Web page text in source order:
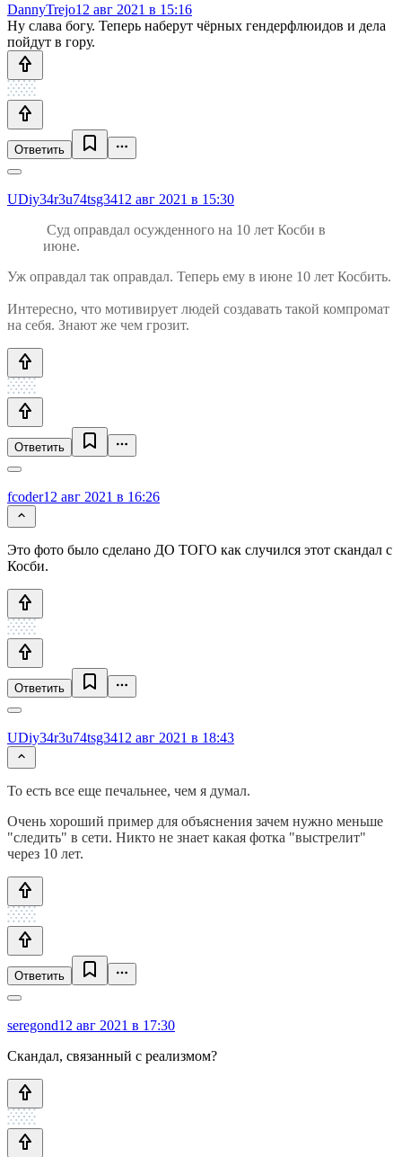
DannyTrejo12 авг 2021 в 15:16
Ну слава богу. Теперь наберут чёрных гендерфлюидов и дела
пойдут в гору.
Ответить
UDiy34r3u74tsg3412 авг 2021 в 15:30
Суд оправдал осужденного на 10 лет Косби в
июне.
Уж оправдал так оправдал. Теперь ему в июне 10 лет Косбить.
Интересно, что мотивирует людей создавать такой компромат
на себя. Знают же чем грозит.
Ответить
fcoder12 авг 2021 в 16:26
Это фото было сделано ДО ТОГО как случился этот скандал с
Косби.
Ответить
UDiy34r3u74tsg3412 авг 2021 в 18:43
То есть все еще печальнее, чем я думал.
Очень хороший пример для объяснения зачем нужно меньше
"следить" в сети. Никто не знает какая фотка "выстрелит"
через 10 лет.
Ответить
seregond12 авг 2021 в 17:30
Скандал, связанный с реализмом?